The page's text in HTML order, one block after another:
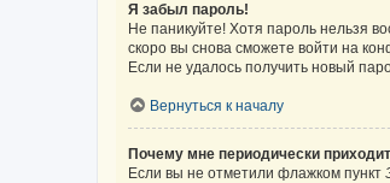
Я забыл пароль!
Не паникуйте! Хотя пароль нельзя
скоро вы снова сможете войти на
Если не удалось получить новый
Вернуться к началу
Почему мне периодически
Если вы не отметили флажком пункт